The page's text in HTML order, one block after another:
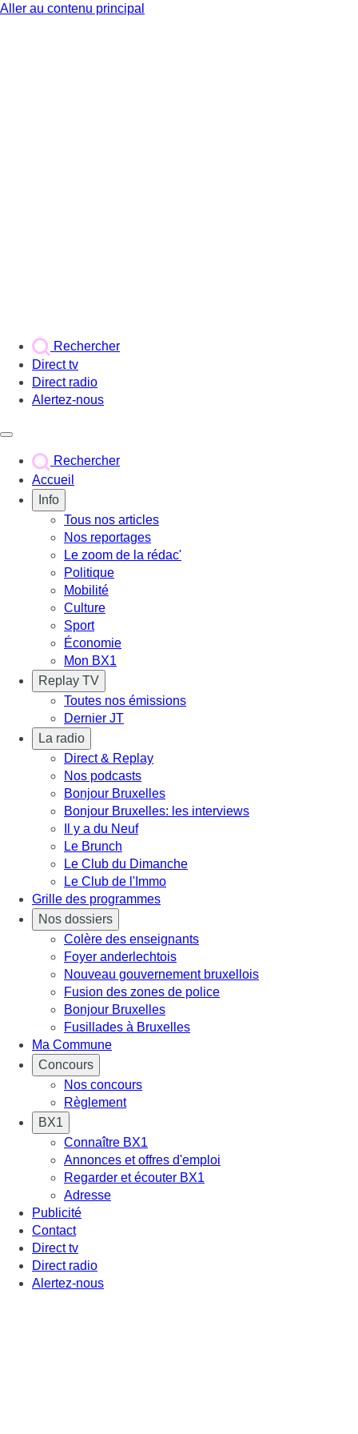
Aller au contenu principal
Rechercher
Direct tv
Direct radio
Alertez-nous
Rechercher
Accueil
Info
Tous nos articles
Nos reportages
Le zoom de la rédac'
Politique
Mobilité
Culture
Sport
Économie
Mon BX1
Replay TV
Toutes nos émissions
Dernier JT
La radio
Direct & Replay
Nos podcasts
Bonjour Bruxelles
Bonjour Bruxelles: les interviews
Il y a du Neuf
Le Brunch
Le Club du Dimanche
Le Club de l'Immo
Grille des programmes
Nos dossiers
Colère des enseignants
Foyer anderlechtois
Nouveau gouvernement bruxellois
Fusion des zones de police
Bonjour Bruxelles
Fusillades à Bruxelles
Ma Commune
Concours
Nos concours
Règlement
BX1
Connaître BX1
Annonces et offres d'emploi
Regarder et écouter BX1
Adresse
Publicité
Contact
Direct tv
Direct radio
Alertez-nous